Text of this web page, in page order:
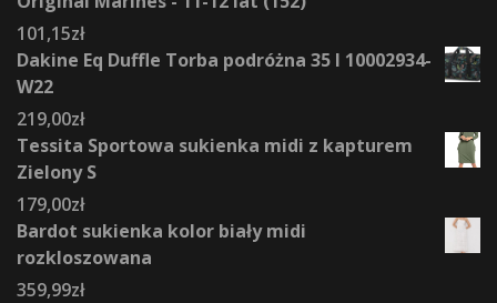
101,15zł
Dakine Eq Duffle Torba podróżna 35 l 10002934-
W22
219,00zł
Tessita Sportowa sukienka midi z kapturem
Zielony S
179,00zł
Bardot sukienka kolor biały midi
rozkloszowana
359,99zł